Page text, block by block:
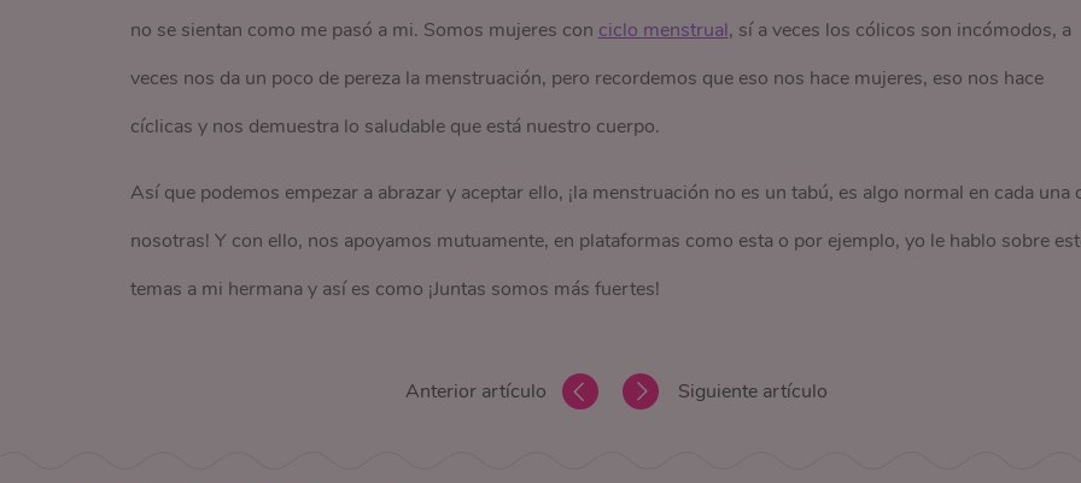
no se sientan como me pasó a mi. Somos mujeres con ciclo menstrual, sí a veces los cólicos son incómodos, a
veces nos da un poco de pereza la menstruación, pero recordemos que eso nos hace mujeres, eso nos hace
cíclicas y nos demuestra lo saludable que está nuestro cuerpo.
Así que podemos empezar a abrazar y aceptar ello, ¡la menstruación no es un tabú, es algo normal en cada una
nosotras! Y con ello, nos apoyamos mutuamente, en plataformas como esta o por ejemplo, yo le hablo sobre
temas a mi hermana y así es como ¡Juntas somos más fuertes!
Anterior artículo Siguiente artículo